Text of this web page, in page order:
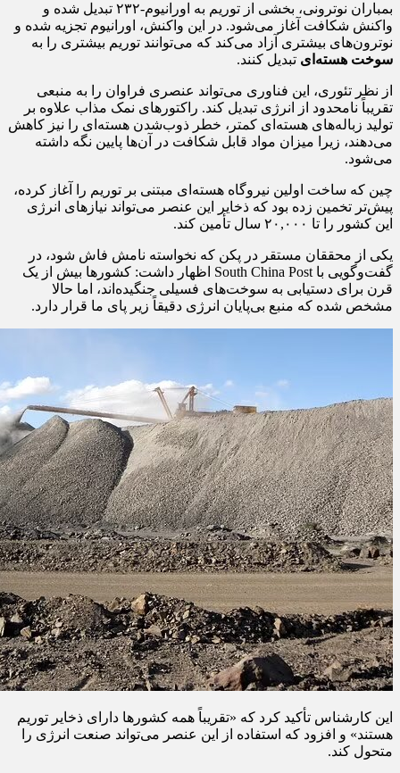
بمباران نوترونی، بخشی از توریم به اورانیوم-۲۳۲ تبدیل شده و
واکنش شکافت آغاز می‌شود. در این واکنش، اورانیوم تجزیه شده و
نوترون‌های بیشتری آزاد می‌کند که می‌توانند توریم بیشتری را به
سوخت هسته‌ای تبدیل کنند.
از نظر تئوری، این فناوری می‌تواند عنصری فراوان را به منبعی
تقریباً نامحدود از انرژی تبدیل کند. راکتورهای نمک مذاب علاوه بر
تولید زباله‌های هسته‌ای کمتر، خطر ذوب‌شدن هسته‌ای را نیز کاهش
می‌دهند، زیرا میزان مواد قابل شکافت در آن‌ها پایین نگه داشته
می‌شود.
چین که ساخت اولین نیروگاه هسته‌ای مبتنی بر توریم را آغاز کرده،
پیش‌تر تخمین زده بود که ذخایر این عنصر می‌تواند نیازهای انرژی
این کشور را تا ۲۰,۰۰۰ سال تأمین کند.
یکی از محققان مستقر در پکن که نخواسته نامش فاش شود، در
گفت‌وگویی با South China Post اظهار داشت: کشورها بیش از یک
قرن برای دستیابی به سوخت‌های فسیلی جنگیده‌اند، اما حالا
مشخص شده که منبع بی‌پایان انرژی دقیقاً زیر پای ما قرار دارد.
این کارشناس تأکید کرد که «تقریباً همه کشورها دارای ذخایر توریم
هستند» و افزود که استفاده از این عنصر می‌تواند صنعت انرژی را
متحول کند.